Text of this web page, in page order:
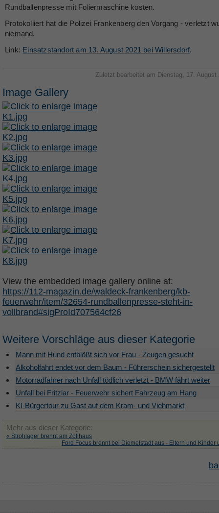
Rundballenpresse mit Foliermaschine kosten.
Protokolliert hat die Polizei Frankenberg den Vorgang - verletzt
niemand.
Link: Einsatzstandort am 13. August 2021 bei Willersdorf.
Zuletzt bearbeitet am Dienstag, 17. August
Image Gallery
View the embedded image gallery online at:
https://112-magazin.de/waldeck-frankenberg/kb-
feuerwehr/item/32654-rundballenpresse-steht-in-
vollbrand#sigProId707564cf26
Weitere Vorschläge aus dieser Kategorie
Mann mit Hund entblößt sich vor Frau - Zeugen gesucht
Alkoholfahrt endet vor dem Baum - Führerschein sichergestellt
Motorradfahrer nach Unfall tödlich verletzt - BMW fährt weiter
Unfall bei Fritzlar - Feuerwehr sichert Fahrzeug am Hang
KI-Bürgertour zu Gast auf dem Kram- und Viehmarkt
Mehr aus dieser Kategorie:
« Strohlager brennt am Zollhaus
Ford Focus brennt bei Diemelstadt aus - Eltern und Kinder